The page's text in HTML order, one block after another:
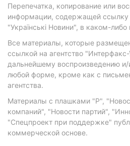
Перепечатка, копирование или
информации, содержащей ссылку
"Українські Новини", в каком-
Все материалы, которые
ссылкой на агентство
дальнейшему воспроизведению
любой форме, кроме как с
агентства.
Материалы с плашками "Р",
компаний", "Новости партий",
"Спецпроект при поддержке"
коммерческой основе.